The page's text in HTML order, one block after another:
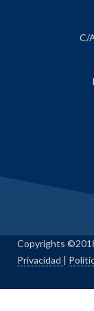
C/
Copyrights
Privacidad |